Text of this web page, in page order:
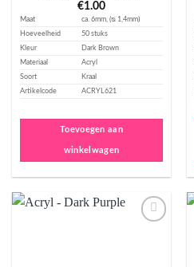
€1.00
Maat
ca. 6mm, (ᴓ 1,4mm)
Hoeveelheid
50 stuks
Kleur
Dark Brown
Materiaal
Acryl
Soort
Kraal
Artikelcode
ACRYL621
Toevoegen aan
winkelwagen